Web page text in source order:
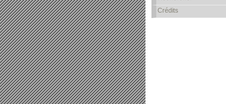
Crédits